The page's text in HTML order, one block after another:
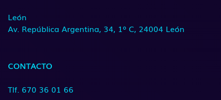
León
Av. República Argentina, 34, 1º C, 24004 León
CONTACTO
Tlf. 670 36 01 66